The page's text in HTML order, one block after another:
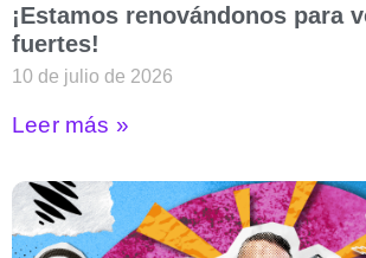
¡Estamos renovándonos para
fuertes!
10 de julio de 2026
Leer más »